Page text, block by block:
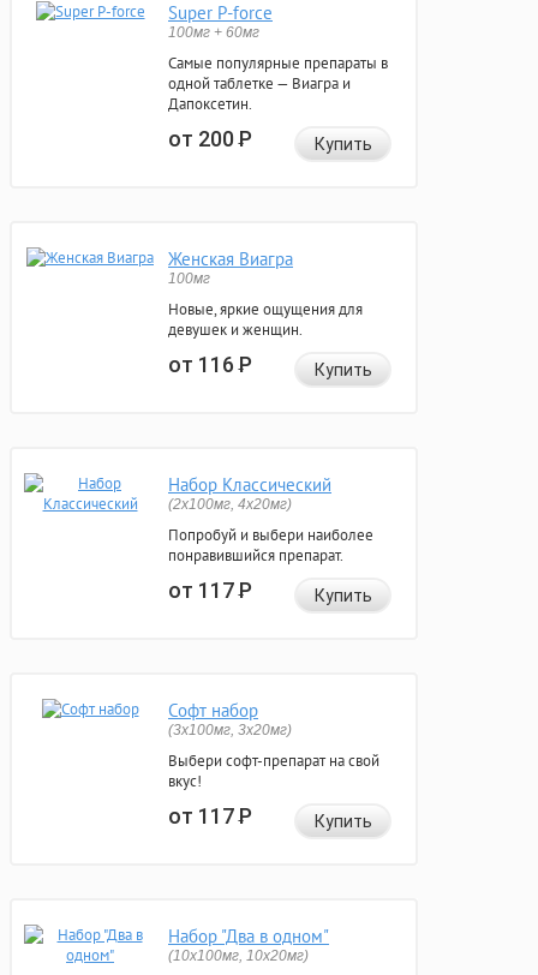
Super P-force
100мг + 60мг
Самые популярные препараты в
одной таблетке — Виагра и
Дапоксетин.
от 200Р Купить
Женская Виагра
100мг
Новые, яркие ощущения для
девушек и женщин.
от 116Р Купить
Набор Классический
(2x100мг, 4x20мг)
Попробуй и выбери наиболее
понравившийся препарат.
от 117Р Купить
Софт набор
(3x100мг, 3x20мг)
Выбери софт-препарат на свой
вкус!
от 117Р Купить
Набор "Два в одном"
(10x100мг, 10x20мг)